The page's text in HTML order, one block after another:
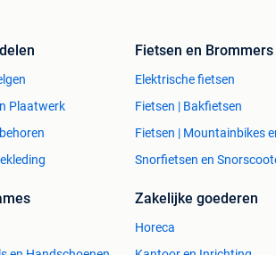
Plaatwerk
Fietsen en Brommers
Elektrische fietsen
Fietsen | Bakfietsen
Fietsen | Mountainbikes
Snorfietsen en
Zakelijke goederen
Horeca